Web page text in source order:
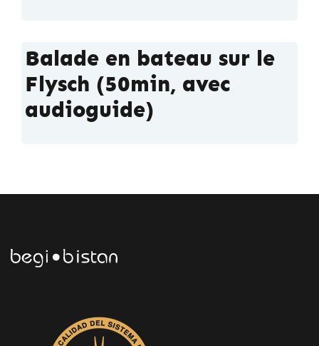
Balade en bateau sur le
Flysch (50min, avec
audioguide)